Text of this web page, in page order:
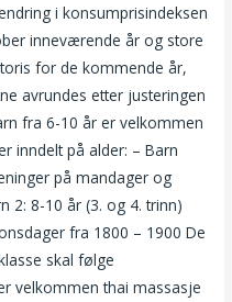
i konsumprisindeksen
inneværende år og store
for de kommende år,
avrundes etter justeringen
fra 6-10 år er velkommen
inndelt på alder: – Barn
på mandager og
2: 8-10 år (3. og 4. trinn)
fra 1800 – 1900 De
skal følge
velkommen thai massasje